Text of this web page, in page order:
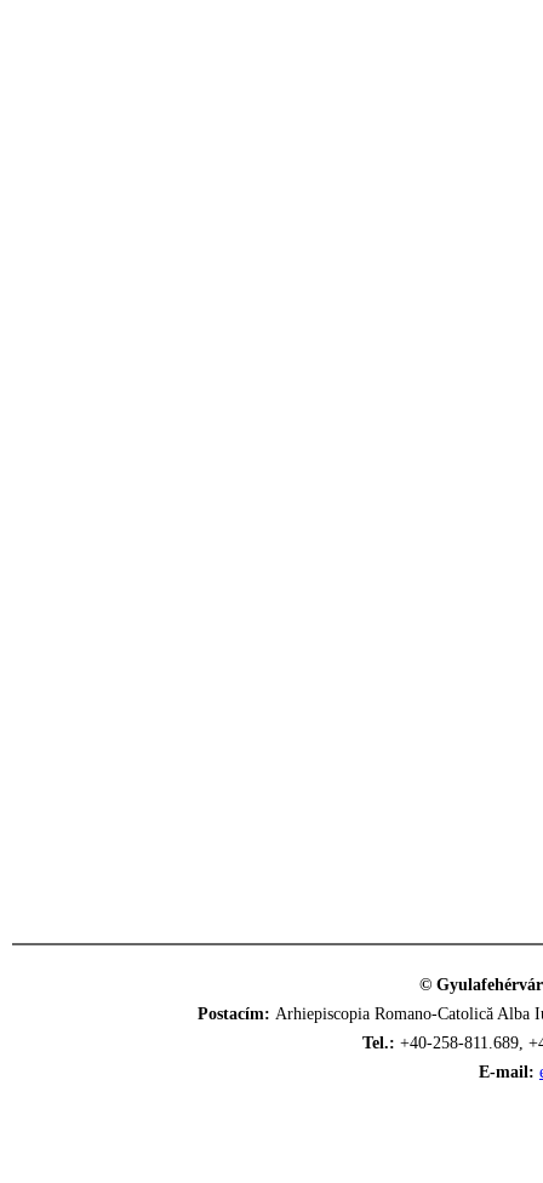
©
Postacím: Arhiepiscopia Romano-Catolică
Tel.: +40-258-811.689,
E-mail: